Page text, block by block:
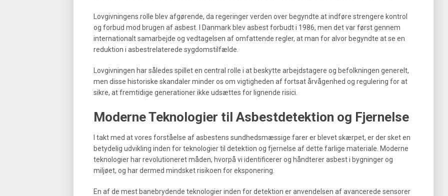
Lovgivningens rolle blev afgørende, da regeringer verden over begyndte at indføre strengere kontrol
og forbud mod brugen af asbest. I Danmark blev asbest forbudt i 1986, men det var først gennem
internationalt samarbejde og vedtagelsen af omfattende regler, at man for alvor begyndte at se en
reduktion i asbestrelaterede sygdomstilfælde.
Lovgivningen har således spillet en central rolle i at beskytte arbejdstagere og befolkningen generelt,
men disse historiske skandaler minder os om vigtigheden af fortsat årvågenhed og regulering for at
sikre, at fremtidige generationer ikke udsættes for lignende risici.
Moderne Teknologier til Asbestdetektion og Fjernelse
I takt med at vores forståelse af asbestens sundhedsmæssige farer er blevet skærpet, er der sket en
betydelig udvikling inden for teknologier til detektion og fjernelse af dette farlige materiale. Moderne
teknologier har revolutioneret måden, hvorpå vi identificerer og håndterer asbest i bygninger og
miljøet, og har dermed mindsket risikoen for eksponering.
En af de mest banebrydende teknologier inden for detektion er anvendelsen af avancerede sensorer